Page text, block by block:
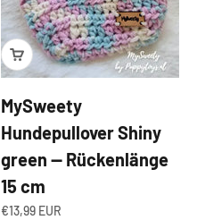
MySweety
Hundepullover Shiny
green — Rückenlänge
15 cm
Angebot
€13,99 EUR